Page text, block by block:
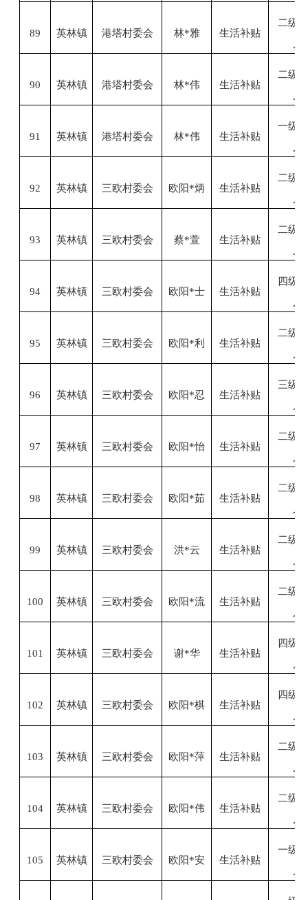
89 英林镇 港塔村委会 林*雅 生活补贴
二级
90 英林镇 港塔村委会 林*伟 生活补贴
二级
91 英林镇 港塔村委会 林*伟 生活补贴
一级
92 英林镇 三欧村委会 欧阳*炳 生活补贴
二级
93 英林镇 三欧村委会 蔡*萱 生活补贴
二级
94 英林镇 三欧村委会 欧阳*士 生活补贴
四级
95 英林镇 三欧村委会 欧阳*利 生活补贴
二级
96 英林镇 三欧村委会 欧阳*忍 生活补贴
三级
97 英林镇 三欧村委会 欧阳*怡 生活补贴
二级
98 英林镇 三欧村委会 欧阳*茹 生活补贴
二级
99 英林镇 三欧村委会 洪*云 生活补贴
二级
100 英林镇 三欧村委会 欧阳*流 生活补贴
二级
101 英林镇 三欧村委会 谢*华 生活补贴
四级
102 英林镇 三欧村委会 欧阳*棋 生活补贴
四级
103 英林镇 三欧村委会 欧阳*萍 生活补贴
二级
104 英林镇 三欧村委会 欧阳*伟 生活补贴
二级
105 英林镇 三欧村委会 欧阳*安 生活补贴
一级